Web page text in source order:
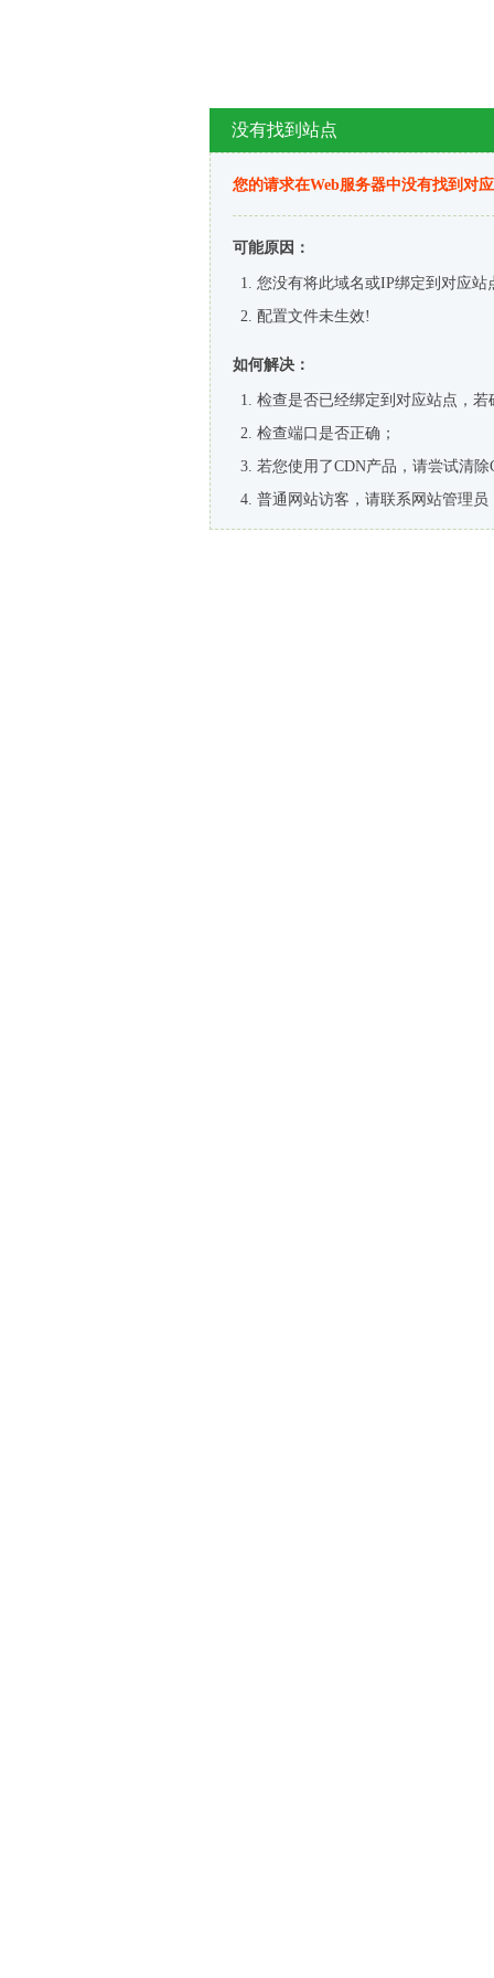
没有找到站点
您的请求在Web服务器中没有找到对
可能原因：
您没有将此域名或IP绑定到对应站
配置文件未生效!
如何解决：
检查是否已经绑定到对应站点，
检查端口是否正确；
若您使用了CDN产品，请尝试清除
普通网站访客，请联系网站管理员